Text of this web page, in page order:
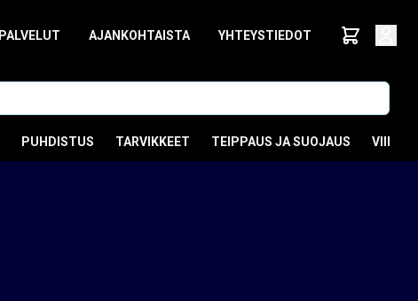
PALVELUT AJANKOHTAISTA YHTEYSTIEDOT
PUHDISTUS TARVIKKEET TEIPPAUS JA SUOJAUS